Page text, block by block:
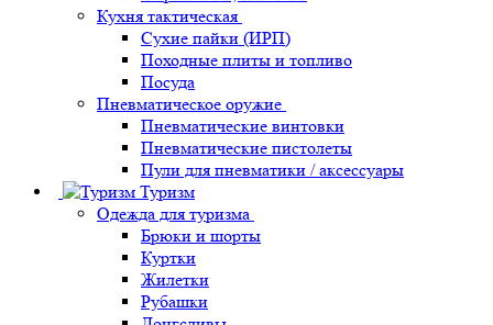
Кухня тактическая
Сухие пайки (ИРП)
Походные плиты и топливо
Посуда
Пневматическое оружие
Пневматические винтовки
Пневматические пистолеты
Пули для пневматики / аксессуары
Туризм
Одежда для туризма
Брюки и шорты
Куртки
Жилетки
Рубашки